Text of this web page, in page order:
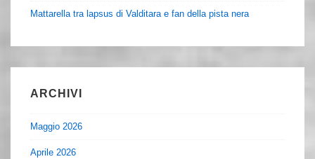
Mattarella tra lapsus di Valditara e fan della pista nera
ARCHIVI
Maggio 2026
Aprile 2026